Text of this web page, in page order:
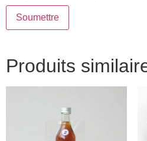
Produits